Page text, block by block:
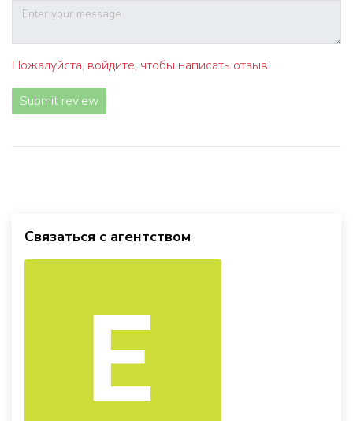
Пожалуйста, войдите, чтобы написать отзыв!
Submit review
Связаться с агентством